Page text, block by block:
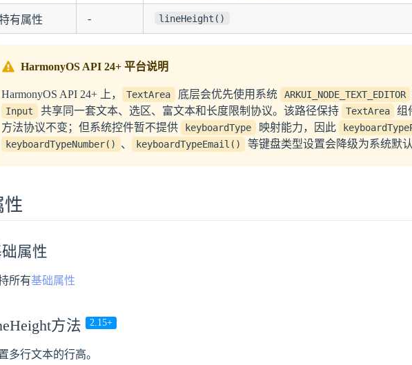
有属性 - lineHeight()
HarmonyOS API 24+ 平台说明
HarmonyOS API 24+ 上， TextArea 底层会优先使用系统 ARKUI_NODE_TEXT_EDITOR
Input 共享同一套文本、选区、富文本和长度限制协议。该路径保持 TextArea
组
方法协议不变；但系统控件暂不提供
keyboardType 映射能力，因此
keyboardTypeNumber() 、 keyboardTypeEmail() 等键盘类型设置会降级为系统默认
性
属性
所有基础属性
方法 2.15+
多行文本的行高。